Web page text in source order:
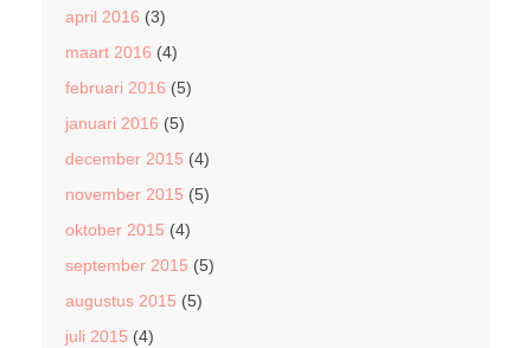
april 2016 (3)
maart 2016 (4)
februari 2016 (5)
januari 2016 (5)
december 2015 (4)
november 2015 (5)
oktober 2015 (4)
september 2015 (5)
augustus 2015 (5)
juli 2015 (4)